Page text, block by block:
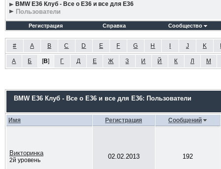
BMW E36 Клуб - Все о Е36 и все для Е36
Пользователи
Регистрация Справка Сообщество
# A B C D E F G H J K
А Б [В] Г Д Е Ж З И Й К Л М
BMW E36 Клуб - Все о Е36 и все для Е36: Пользователи
Имя Регистрация Сообщений
Викторинка
2й уровень 02.02.2013 192